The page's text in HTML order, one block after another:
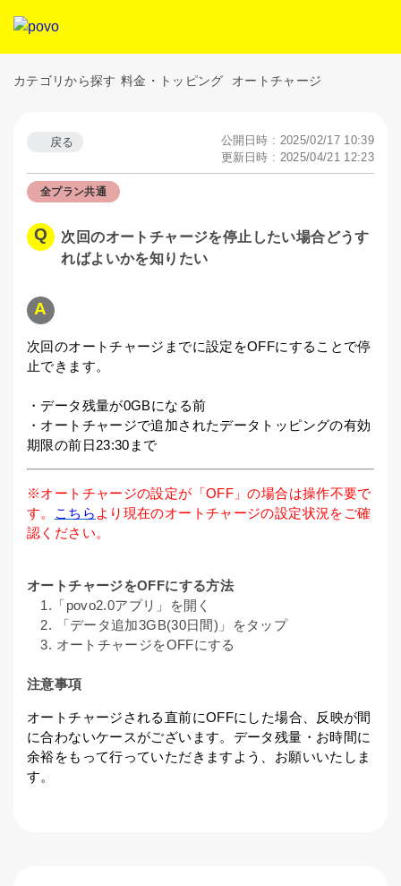
カテゴリから探す 料金・トッピング オートチャージ
戻る
公開日時 : 2025/02/17 10:39
更新日時 : 2025/04/21 12:23
全プラン共通
次回のオートチャージを停止したい場合どうす
ればよいかを知りたい
次回のオートチャージまでに設定をOFFにすることで停
止できます。
・データ残量が0GBになる前
・オートチャージで追加されたデータトッピングの有効
期限の前日23:30まで
※オートチャージの設定が「OFF」の場合は操作不要で
す。
こちら より現在のオートチャージの設定状況をご確
認ください。
オートチャージをOFFにする方法
1.「povo2.0アプリ」を開く
2. 「データ追加3GB(30日間)」をタップ
3. オートチャージをOFFにする
注意事項
オートチャージされる直前にOFFにした場合、反映が間
に合わないケースがございます。データ残量・お時間に
余裕をもって行っていただきますよう、お願いいたしま
す。